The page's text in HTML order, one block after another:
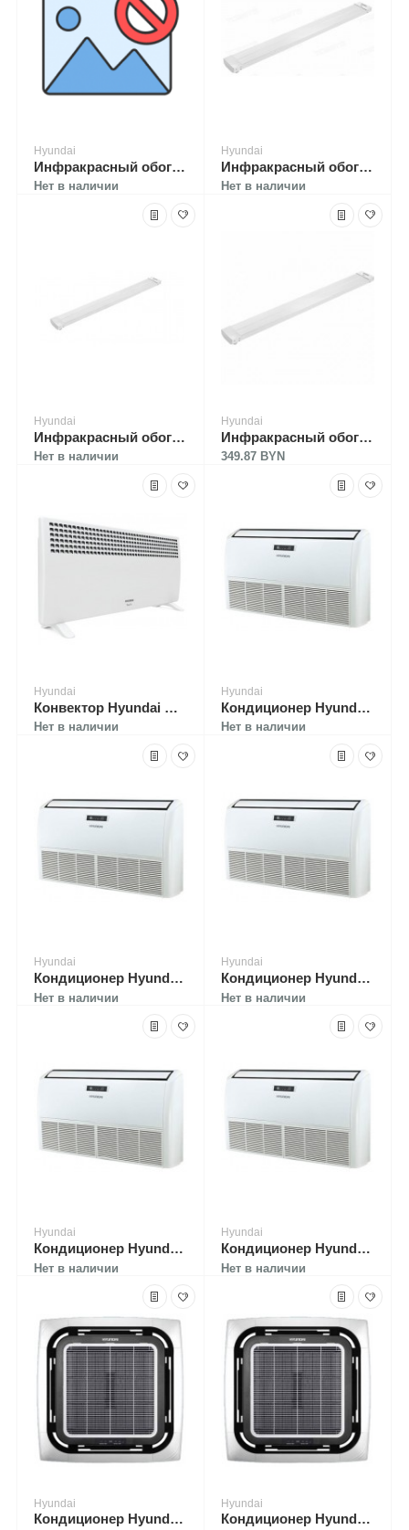
Hyundai
Инфракрасный обогреватель Hyundai H-HC2-15-UI697
Нет в наличии
Hyundai
Инфракрасный обогреватель Hyundai H-HC2-20-UI691
Нет в наличии
Hyundai
Инфракрасный обогреватель Hyundai H-HC2-30-UI692
Нет в наличии
Hyundai
Инфракрасный обогреватель Hyundai H-HС2-30-UI692
349.87 BYN
Hyundai
Конвектор Hyundai H-HV16-20-UI622
Нет в наличии
Hyundai
Кондиционер Hyundai H-ALC1-18H-UI035
Нет в наличии
Hyundai
Кондиционер Hyundai H-ALC1-24H-UI036
Нет в наличии
Hyundai
Кондиционер Hyundai H-ALC1-36H-UI037
Нет в наличии
Hyundai
Кондиционер Hyundai H-ALC1-48H-UI038
Нет в наличии
Hyundai
Кондиционер Hyundai H-ALC1-60H-UI039
Нет в наличии
Hyundai
Кондиционер Hyundai H-ALT1-12H-UI029
Hyundai
Кондиционер Hyundai H-ALT1-18H-UI030